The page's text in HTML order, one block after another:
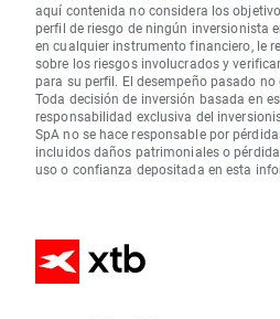
aquí contenida no considera los
perfil de riesgo de ningún inversionista
en cualquier instrumento financiero, le
sobre los riesgos involucrados y
para su perfil. El desempeño pasado
Toda decisión de inversión basada en
responsabilidad exclusiva del
SpA no se hace responsable por
incluidos daños patrimoniales o
uso o confianza depositada en esta